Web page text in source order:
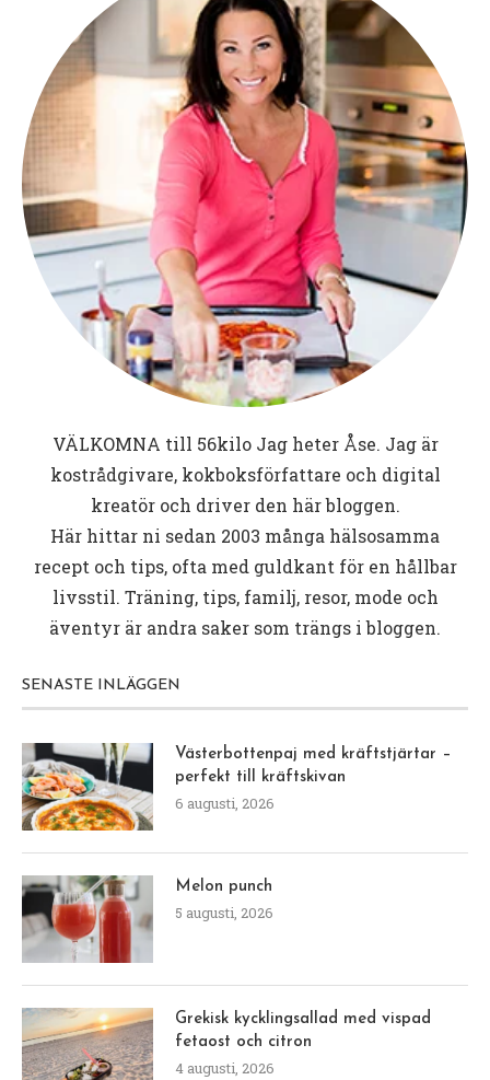
VÄLKOMNA till 56kiloJag heter Åse. Jag är
kostrådgivare, kokboksförfattare och digital
kreatör och driver den här bloggen.
Här hittar ni sedan 2003 många hälsosamma
recept och tips, ofta med guldkant för en hållbar
livsstil. Träning, tips, familj, resor, mode och
äventyr är andra saker som trängs i bloggen.
SENASTE INLÄGGEN
Västerbottenpaj med kräftstjärtar –
perfekt till kräftskivan
6 augusti, 2026
Melon punch
5 augusti, 2026
Grekisk kycklingsallad med vispad
fetaost och citron
4 augusti, 2026